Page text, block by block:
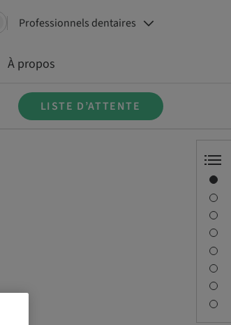
Professionnels dentaires
À propos
LISTE D’ATTENTE